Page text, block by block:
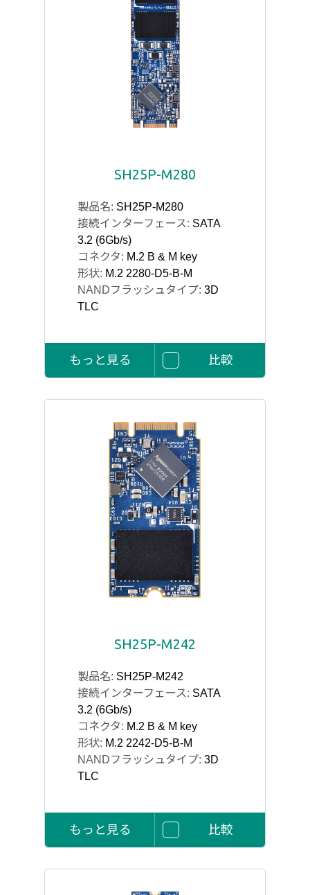
SH25P-M280
製品名: SH25P-M280
接続インターフェース: SATA
3.2 (6Gb/s)
コネクタ: M.2 B & M key
形状: M.2 2280-D5-B-M
NANDフラッシュタイプ: 3D
TLC
もっと見る 比較
SH25P-M242
製品名: SH25P-M242
接続インターフェース: SATA
3.2 (6Gb/s)
コネクタ: M.2 B & M key
形状: M.2 2242-D5-B-M
NANDフラッシュタイプ: 3D
TLC
もっと見る 比較